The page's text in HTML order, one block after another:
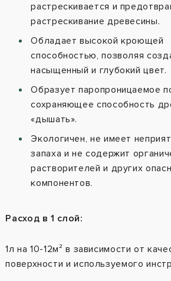
растрескивается и
растрескивание древесины.
Обладает высокой кроющей
способностью, позволяя
насыщенный и глубокий цвет.
Образует паропроницаемое
сохраняющее способность
«дышать».
Экологичен, не имеет
запаха и не содержит
растворителей и других
компонентов.
Расход в 1 слой:
1л на 10-12м² в зависимости от
поверхности и используемого